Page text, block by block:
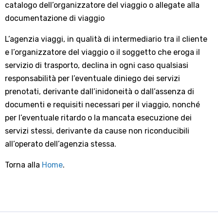
catalogo dell’organizzatore del viaggio o allegate alla
documentazione di viaggio
L’agenzia viaggi, in qualità di intermediario tra il cliente
e l’organizzatore del viaggio o il soggetto che eroga il
servizio di trasporto, declina in ogni caso qualsiasi
responsabilità per l’eventuale diniego dei servizi
prenotati, derivante dall’inidoneità o dall’assenza di
documenti e requisiti necessari per il viaggio, nonché
per l’eventuale ritardo o la mancata esecuzione dei
servizi stessi, derivante da cause non riconducibili
all’operato dell’agenzia stessa.
Torna alla Home.